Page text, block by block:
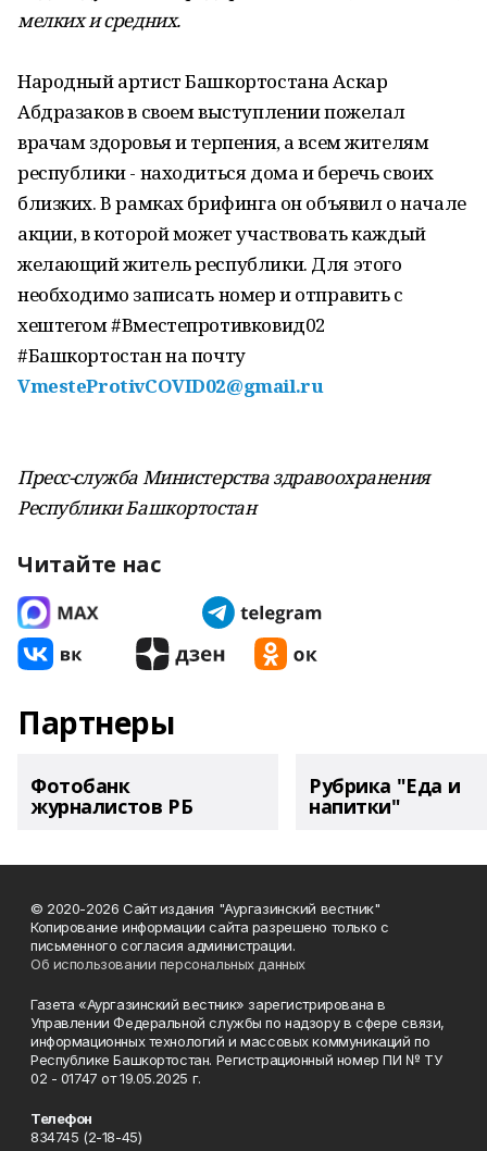
мелких и средних.
Народный артист Башкортостана Аскар
Абдразаков в своем выступлении пожелал
врачам здоровья и терпения, а всем жителям
республики - находиться дома и беречь своих
близких. В рамках брифинга он объявил о начале
акции, в которой может участвовать каждый
желающий житель республики. Для этого
необходимо записать номер и отправить с
хештегом #Вместепротивковид02
#Башкортостан на почту
VmesteProtivCOVID02@gmail.ru
Пресс-служба Министерства здравоохранения
Республики Башкортостан
Читайте нас
Партнеры
Фотобанк
журналистов РБ
Рубрика "Еда и
напитки"
© 2020-2026 Сайт издания "Аургазинский вестник"
Копирование информации сайта разрешено только с
письменного согласия администрации.
Об использовании персональных данных
Газета «Аургазинский вестник» зарегистрирована в
Управлении Федеральной службы по надзору в сфере связи,
информационных технологий и массовых коммуникаций по
Республике Башкортостан. Регистрационный номер ПИ № ТУ
02 - 01747 от 19.05.2025 г.
Телефон
834745 (2-18-45)